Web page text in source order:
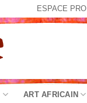
ESPACE PRO
ART AFRICAIN